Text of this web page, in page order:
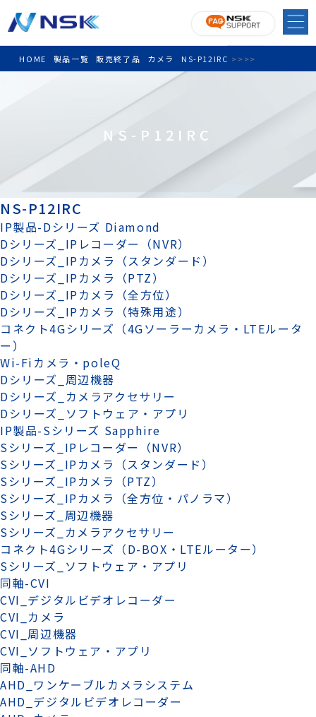
HOME >
製品一覧 >
販売終了品 >
カメラ >
NS-P12IRC
NS-P12IRC
NS-P12IRC
IP製品-Dシリーズ Diamond
Dシリーズ_IPレコーダー（NVR）
Dシリーズ_IPカメラ（スタンダード）
Dシリーズ_IPカメラ（PTZ）
Dシリーズ_IPカメラ（全方位）
Dシリーズ_IPカメラ（特殊用途）
コネクト4Gシリーズ（4Gソーラーカメラ・LTEルータ
ー）
Wi-Fiカメラ・poleQ
Dシリーズ_周辺機器
Dシリーズ_カメラアクセサリー
Dシリーズ_ソフトウェア・アプリ
IP製品-Sシリーズ Sapphire
Sシリーズ_IPレコーダー（NVR）
Sシリーズ_IPカメラ（スタンダード）
Sシリーズ_IPカメラ（PTZ）
Sシリーズ_IPカメラ（全方位・パノラマ）
Sシリーズ_周辺機器
Sシリーズ_カメラアクセサリー
コネクト4Gシリーズ（D-BOX・LTEルーター）
Sシリーズ_ソフトウェア・アプリ
同軸-CVI
CVI_デジタルビデオレコーダー
CVI_カメラ
CVI_周辺機器
CVI_ソフトウェア・アプリ
同軸-AHD
AHD_ワンケーブルカメラシステム
AHD_デジタルビデオレコーダー